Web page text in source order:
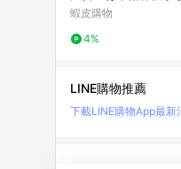
套裙童裝女童兩件套
蝦皮購物
4%
LINE購物推薦
下載LINE購物App最新